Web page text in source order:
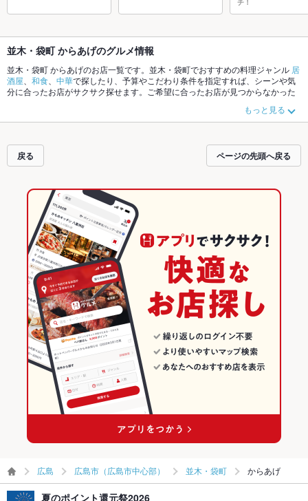
チ！
並木・袋町 からあげのグルメ情報
並木・袋町 からあげのお店一覧です。並木・袋町でおすすめの料理ジャンル 居
酒屋
和食 中華で探したり、予算やこだわり条件を指定すれば、シーンや気
分に合ったお店がサクサク探せます。ご希望に合ったお店が見つからなかった
ットペッパーグルメなら、お得なクーポンはもちろん、こだわりメニューお茶
漬け、手羽先、牛タンや季節のおすすめ料理など、お店の最新情報をご紹介し
す。友達どうしの飲み会にも、会社の宴会にも、デートやパーティーにもお得
に便利にホットペッパーグルメをご利用ください。
もっと見る
戻る ページの先頭へ戻る
広島 広島市（広島市中心部） 並木・袋町 からあげ
夏のポイント還元祭2026